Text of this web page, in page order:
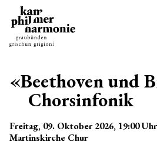
«Beethoven und
Chorsinfonik
Freitag, 09. Oktober 2026, 19:00Uhr
Martinskirche Chur